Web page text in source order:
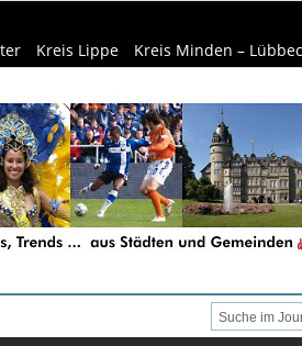
Kreis Lippe Kreis Minden –